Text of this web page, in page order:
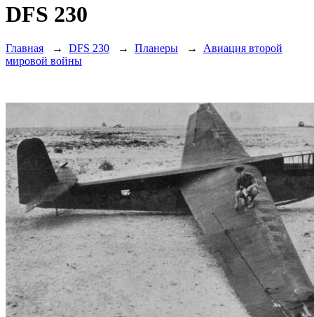
DFS 230
Главная → DFS 230 → Планеры → Авиация второй
мировой войны